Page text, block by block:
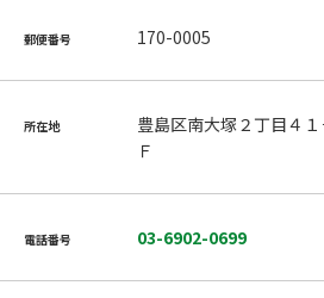
郵便番号 170-0005
所在地
豊島区南大塚２丁目４
Ｆ
電話番号 03-6902-0699